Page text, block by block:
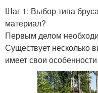
Шаг 1: Выбор типа
материал?
Первым делом
Существует несколько
имеет свои